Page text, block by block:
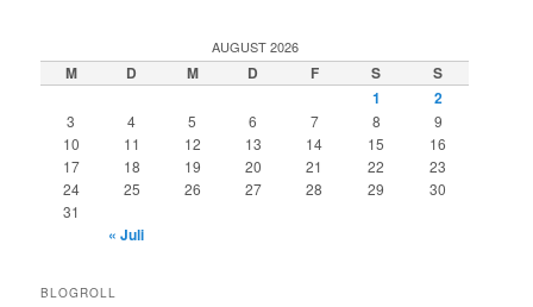
AUGUST 2026
M D M D F S
S
1
2
3 4 5 6 7 8
9
10
11 12 13 14 15
16
17
18 19 20 21 22
23
24
25 26 27 28 29
30
31
« Juli
BLOGROLL